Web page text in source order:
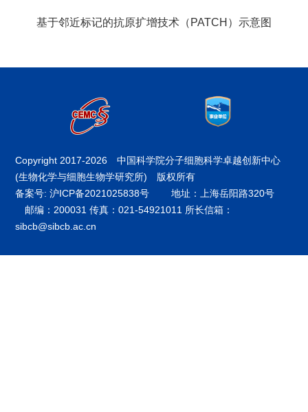
基于邻近标记的抗原扩增技术（PATCH）示意图
Copyright 2017-2026 中国科学院分子细胞科学卓越创新中心
(生物化学与细胞生物学研究所) 版权所有
备案号: 沪ICP备2021025838号
地址：上海岳阳路320号
邮编：200031 传真：021-54921011 所长信箱：
sibcb@sibcb.ac.cn